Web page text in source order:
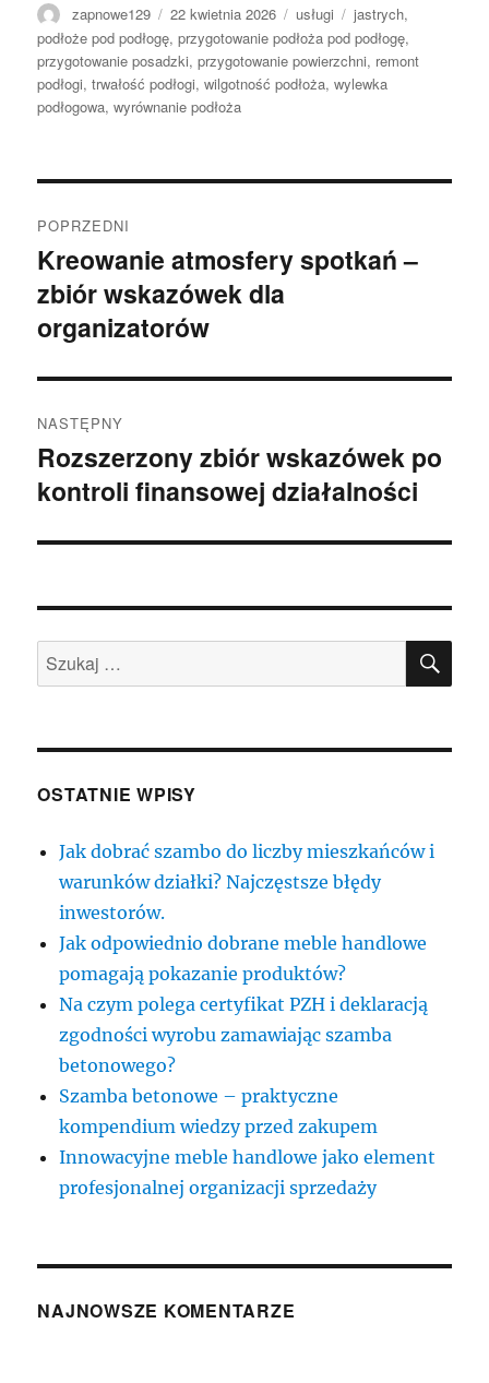
Autor
zapnowe129
Data
publikacji
22 kwietnia 2026 Kategorie
usługi Tagi
jastrych,
podłoże pod podłogę,przygotowanie podłoża pod podłogę,
przygotowanie posadzki,przygotowanie powierzchni, remont
podłogi,trwałość podłogi,wilgotność podłoża,wylewka
podłogowa,wyrównanie podłoża
wpisu
POPRZEDNI
Poprzedni
wpis:
Kreowanie atmosfery spotkań –
zbiór wskazówek dla
organizatorów
NASTĘPNY
Następny
wpis:
Rozszerzony zbiór wskazówek po
kontroli finansowej działalności
Szukaj:
OSTATNIE WPISY
Jak dobrać szambo do liczby mieszkańców i
warunków działki? Najczęstsze błędy
inwestorów.
Jak odpowiednio dobrane meble handlowe
pomagają pokazanie produktów?
Na czym polega certyfikat PZH i deklaracją
zgodności wyrobu zamawiając szamba
betonowego?
Szamba betonowe – praktyczne
kompendium wiedzy przed zakupem
Innowacyjne meble handlowe jako element
profesjonalnej organizacji sprzedaży
NAJNOWSZE KOMENTARZE